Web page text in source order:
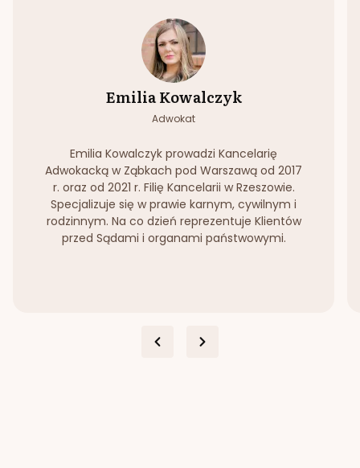
Emilia Kowalczyk
Adwokat
Emilia Kowalczyk prowadzi Kancelarię
Adwokacką w Ząbkach pod Warszawą od 2017
r. oraz od 2021 r. Filię Kancelarii w Rzeszowie.
Specjalizuje się w prawie karnym, cywilnym i
rodzinnym. Na co dzień reprezentuje Klientów
przed Sądami i organami państwowymi.